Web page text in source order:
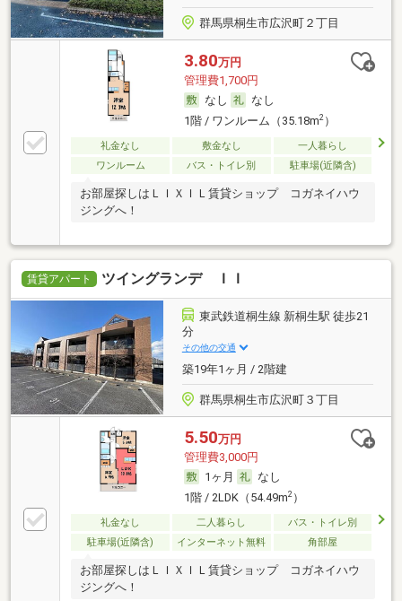
群馬県桐生市広沢町２丁目
3.80万円
管理費1,700円
なし
なし
1階 / ワンルーム（35.18m2）
礼金なし 敷金なし
一人暮らし
ワンルーム
バス・トイレ別 駐車場(近隣含)
お部屋探しはＬＩＸＩＬ賃貸ショップ コガネイハウ
ジングへ！
賃貸アパート ツイングランデ ＩＩ
東武鉄道桐生線 新桐生駅 徒歩21
分
その他の交通
築19年1ヶ月 / 2階建
群馬県桐生市広沢町３丁目
5.50万円
管理費3,000円
1ヶ月
なし
1階 / 2LDK（54.49m2）
礼金なし 二人暮らし
バス・トイレ別
駐車場(近隣含)
インターネット無料 角部屋
お部屋探しはＬＩＸＩＬ賃貸ショップ コガネイハウ
ジングへ！